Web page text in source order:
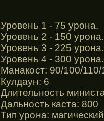
Уровень 1 - 75 урона.
Уровень 2 - 150 урона.
Уровень 3 - 225 урона.
Уровень 4 - 300 урона.
Манакост: 90/100/110/
Кулдаун: 6
Длительность
Дальность каста: 800
Тип урона: магический